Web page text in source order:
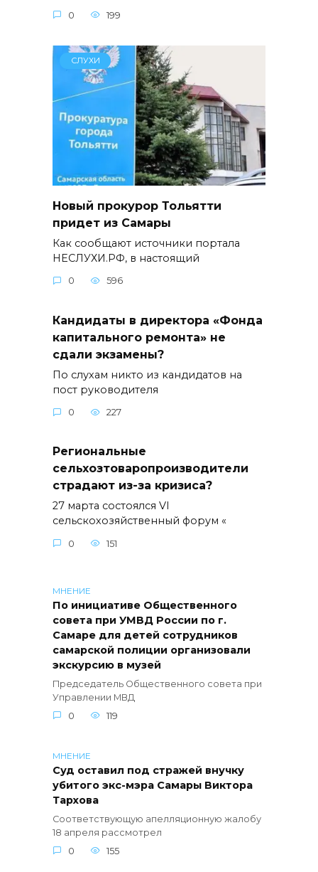
0 199
СЛУХИ
Новый прокурор Тольятти
придет из Самары
Как сообщают источники портала
НЕСЛУХИ.РФ, в настоящий
0 596
Кандидаты в директора «Фонда
капитального ремонта» не
сдали экзамены?
По слухам никто из кандидатов на
пост руководителя
0 227
Региональные
сельхозтоваропроизводители
страдают из-за кризиса?
27 марта состоялся VI
сельскохозяйственный форум «
0 151
МНЕНИЕ
По инициативе Общественного
совета при УМВД России по г.
Самаре для детей сотрудников
самарской полиции организовали
экскурсию в музей
Председатель Общественного совета при
Управлении МВД
0
119
МНЕНИЕ
Суд оставил под стражей внучку
убитого экс-мэра Самары Виктора
Тархова
Соответствующую апелляционную жалобу
18 апреля рассмотрел
0
155